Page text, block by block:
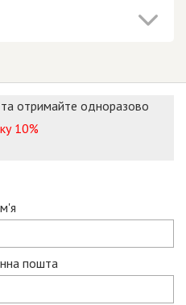
та отримайте одноразово
10%
пошта